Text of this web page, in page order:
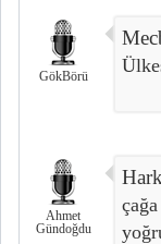
GökBörü
Ahmet
Gündoğdu